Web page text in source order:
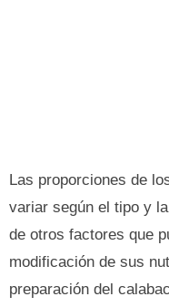
Las proporciones de
variar según el tipo y
de otros factores que
modificación de sus
preparación del